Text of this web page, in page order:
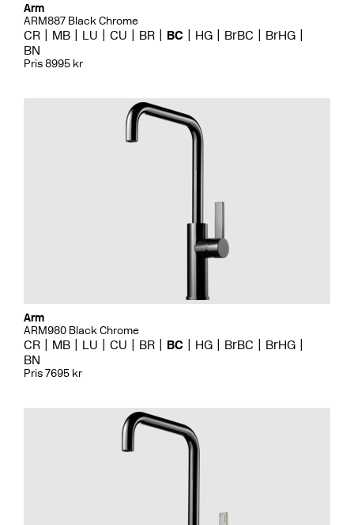
Arm
ARM887 Black Chrome
CR MB LU CU BR BC HG BrBC
BrHG
BN
Pris 8995 kr
Arm
ARM980 Black Chrome
CR MB LU CU BR BC HG BrBC
BrHG
BN
Pris 7695 kr